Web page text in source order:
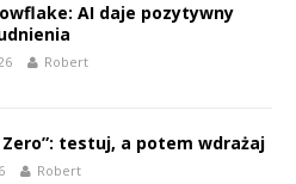
AI daje pozytywny
Robert
testuj, a potem wdrażaj
Robert